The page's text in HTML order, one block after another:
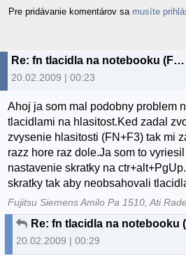
Pre pridávanie komentárov sa musíte
Re: fn tlacidla na notebooku (Fedora 10)
20.02.2009 | 00:23
Ahoj ja som mal podobny problem
tlacidlami na hlasitost.Ked zadal
zvysenie hlasitosti (FN+F3) tak mi
razz hore raz dole.Ja som to
nastavenie skratky na
skratky tak aby neobsahovali
Fujitsu Siemens Amilo Pa 1510, Ati
20.02.2009 | 00:29